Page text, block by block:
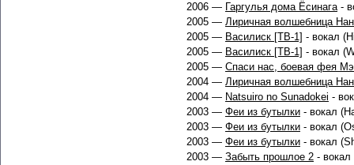
2006 — Гаргулья дома Ёсинага-
2005 — Лиричная волшебница
2005 — Василиск [ТВ-1] - вокал
2005 — Василиск [ТВ-1] - вокал
2005 — Спаси нас, боевая фея
2004 — Лиричная волшебница
2004 — Natsuiro no Sunadokei -
2003 — Феи из бутылки - вокал
2003 — Феи из бутылки - вокал
2003 — Феи из бутылки - вокал
2003 — Забыть прошлое 2 - вокал